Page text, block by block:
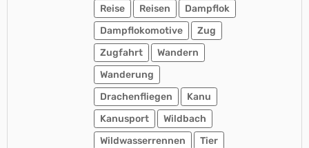
Reise Reisen
Dampflok
Dampflokomotive
Zug
Zugfahrt
Wandern
Wanderung
Drachenfliegen
Kanu
Kanusport
Wildbach
Wildwasserrennen
Tier